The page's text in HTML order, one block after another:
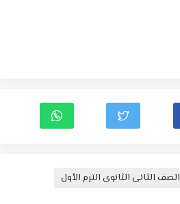
الصف الثانى الثانوى الترم الأول